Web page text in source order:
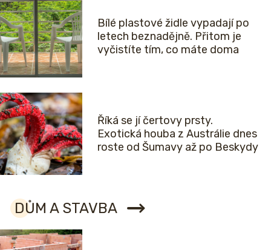
Bílé plastové židle vypadají po
letech beznadějně. Přitom je
vyčistíte tím, co máte doma
Říká se jí čertovy prsty.
Exotická houba z Austrálie dnes
roste od Šumavy až po Beskydy
DŮM A STAVBA